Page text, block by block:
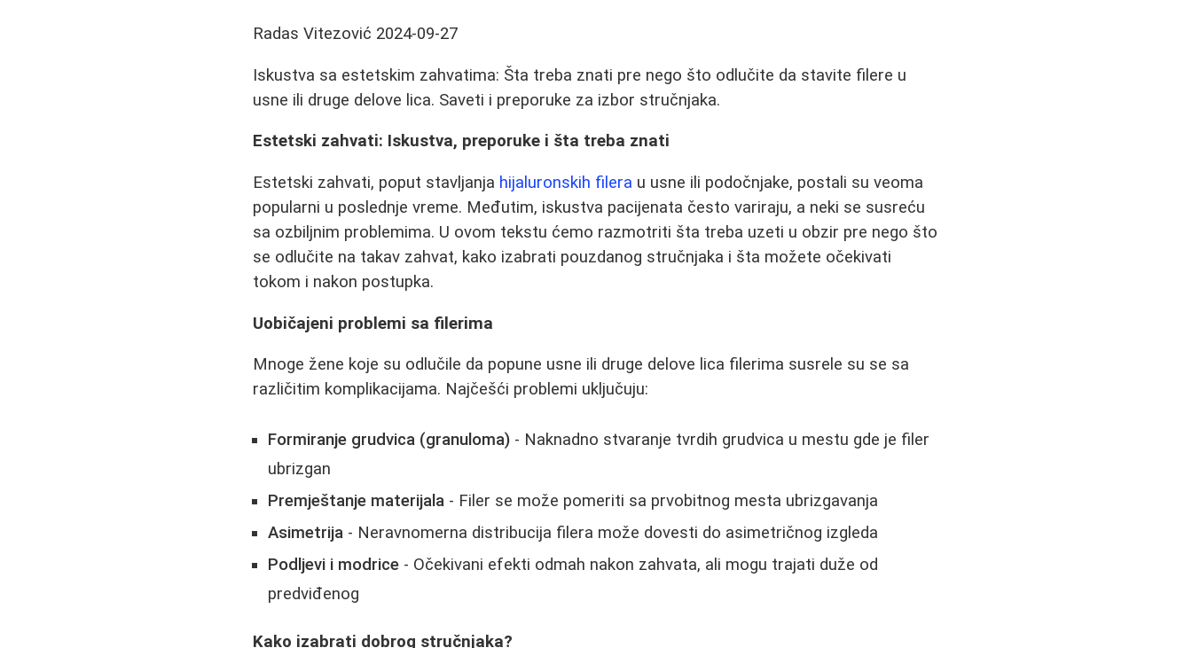
Radas Vitezović 2024-09-27
Iskustva sa estetskim zahvatima: Šta treba znati pre nego što odlučite da stavite filere u
usne ili druge delove lica. Saveti i preporuke za izbor stručnjaka.
Estetski zahvati: Iskustva, preporuke i šta treba znati
Estetski zahvati, poput stavljanja hijaluronskih filera u usne ili podočnjake, postali su veoma
popularni u poslednje vreme. Međutim, iskustva pacijenata često variraju, a neki se susreću
sa ozbiljnim problemima. U ovom tekstu ćemo razmotriti šta treba uzeti u obzir pre nego što
se odlučite na takav zahvat, kako izabrati pouzdanog stručnjaka i šta možete očekivati
tokom i nakon postupka.
Uobičajeni problemi sa filerima
Mnoge žene koje su odlučile da popune usne ili druge delove lica filerima susrele su se sa
različitim komplikacijama. Najčešći problemi uključuju:
Formiranje grudvica (granuloma) - Naknadno stvaranje tvrdih grudvica u mestu gde je filer
ubrizgan
Premještanje materijala - Filer se može pomeriti sa prvobitnog mesta ubrizgavanja
Asimetrija - Neravnomerna distribucija filera može dovesti do asimetričnog izgleda
Podljevi i modrice - Očekivani efekti odmah nakon zahvata, ali mogu trajati duže od
predviđenog
Kako izabrati dobrog stručnjaka?